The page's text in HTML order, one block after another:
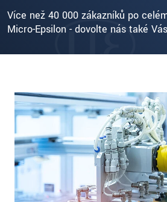
Více než 40 000 zákazníků po
Micro-Epsilon - dovolte nás také